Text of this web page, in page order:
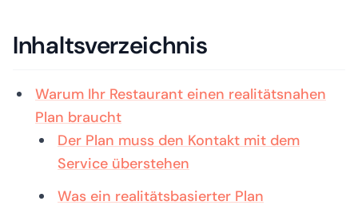
Inhaltsverzeichnis
Warum Ihr Restaurant einen realitätsnahen
Plan braucht
Der Plan muss den Kontakt mit dem
Service überstehen
Was ein realitätsbasierter Plan